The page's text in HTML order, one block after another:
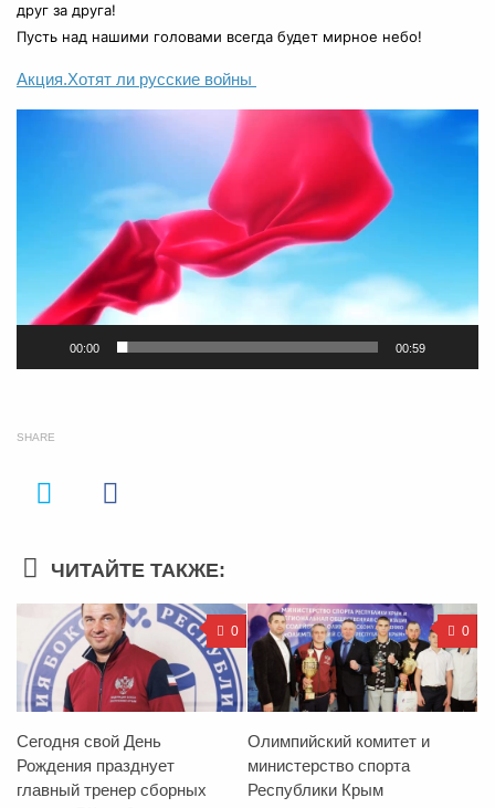
друг за друга!
Пусть над нашими головами всегда будет мирное небо!
Акция.Хотят ли русские войны
Видеоплеер
00:00 00:59
SHARE
ЧИТАЙТЕ ТАКЖЕ:
0
Сегодня свой День
Рождения празднует
главный тренер сборных
0
Олимпийский комитет и
министерство спорта
Республики Крым